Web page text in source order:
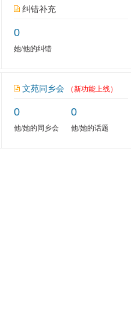
纠错补充
0
她/他的纠错
文苑同乡会 （新功能上线）
0
他/她的同乡会
0
他/她的话题